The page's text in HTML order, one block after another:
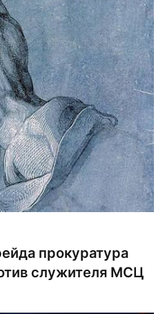
[…]
прокуратура
служителя МСЦ